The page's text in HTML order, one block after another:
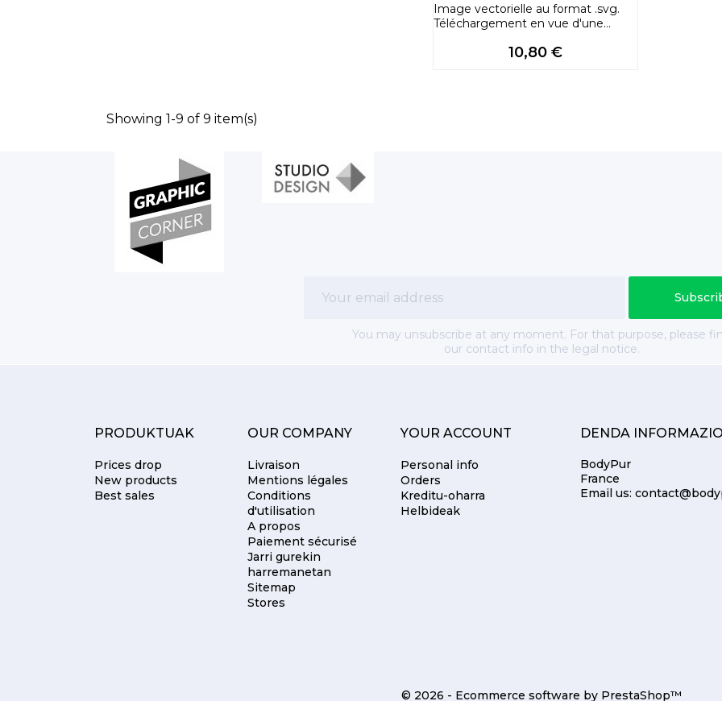
Image vectorielle au format .svg.
Téléchargement en vue d'une...
Price
10,80 €
Showing 1-9 of 9 item(s)
You may unsubscribe at any moment. For that purpose, please
our contact info in the legal notice.
PRODUKTUAK
Prices drop
New products
Best sales
OUR COMPANY
Livraison
Mentions légales
Conditions
d'utilisation
A propos
Paiement sécurisé
Jarri gurekin
harremanetan
Sitemap
Stores
YOUR ACCOUNT
Personal info
Orders
Kreditu-oharra
Helbideak
DENDA
BodyPur
France
Email us:
© 2026 - Ecommerce software by PrestaShop™